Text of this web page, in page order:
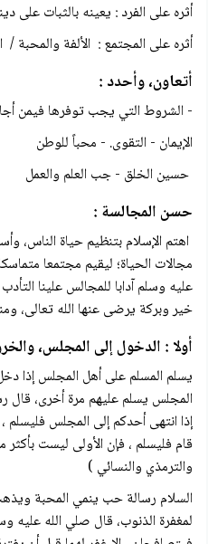
أثره على الفرد : يعينه بالثبات على
أثره على المجتمع : الألفة والمحبة /
أتعاون، وأحدد :
- الشروط التي يجب توفرها فيمن
الإيمان - التقوی. - محباً للوطن
حسين الخلق - جب العلم والعمل
حسن المجالسة :
اهتم الإسلام بتنظيم حياة الناس،
مجالات الحياة؛ ليقيم مجتمعا
عليه وسلم آدابا للمجالس علينا
خير وبركة يرضى عنها الله تعالى،
أولا : الدخول إلى المجلس،
يسلم المسلم على أهل المجلس إذا
المجلس يسلم عليهم مرة أخرى، قال
إذا انتهى أحدكم إلى المجلس
قام فليسلم ، فإن الأولى ليست بأكثر
والترمذي والنسائي )
السلام رسالة حب ينمي المحبة
لمغفرة الذنوب، قال صلي الله عليه